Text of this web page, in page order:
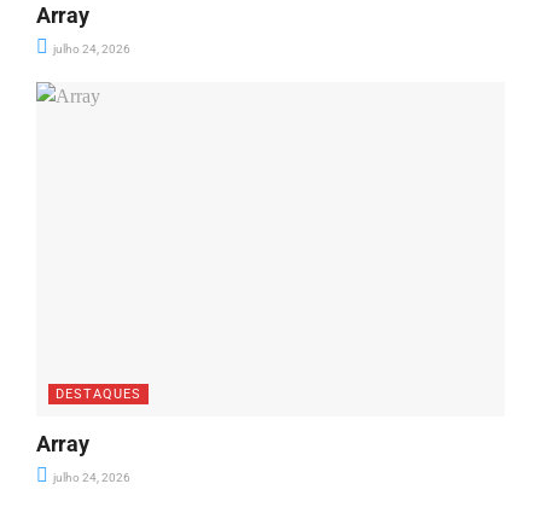
Array
julho 24, 2026
DESTAQUES
Array
julho 24, 2026